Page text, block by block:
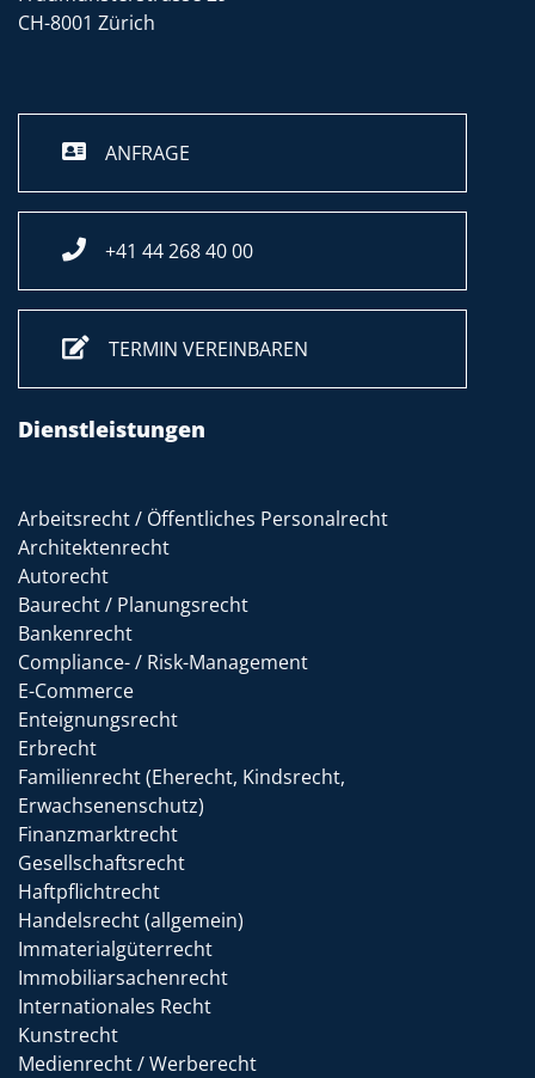
CH-8001 Zürich
ANFRAGE
+41 44 268 40 00
TERMIN VEREINBAREN
Dienstleistungen
Arbeitsrecht / Öffentliches Personalrecht
Architektenrecht
Autorecht
Baurecht / Planungsrecht
Bankenrecht
Compliance- / Risk-Management
E-Commerce
Enteignungsrecht
Erbrecht
Familienrecht (Eherecht, Kindsrecht,
Erwachsenenschutz)
Finanzmarktrecht
Gesellschaftsrecht
Haftpflichtrecht
Handelsrecht (allgemein)
Immaterialgüterrecht
Immobiliarsachenrecht
Internationales Recht
Kunstrecht
Medienrecht / Werberecht